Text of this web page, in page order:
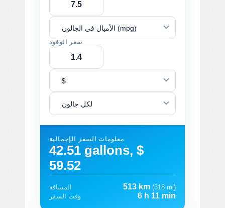
الأميال في الجالون (mpg)
سعر الوقود
$
لكل جالون
معلومات السفر الإجمالية
42.51 gallons, $
59.52
المسافة 513 km (318 mi)
وقت السفر
6 h 11 min